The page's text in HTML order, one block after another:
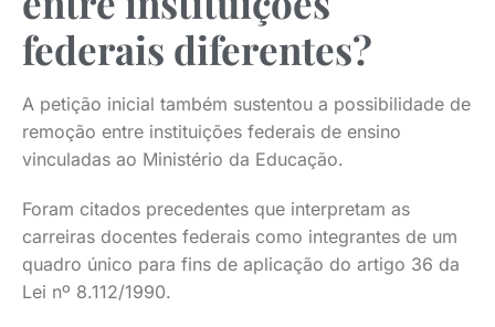
federais diferentes?
A petição inicial também sustentou a possibilidade de
remoção entre instituições federais de ensino
vinculadas ao Ministério da Educação.
Foram citados precedentes que interpretam as
carreiras docentes federais como integrantes de um
quadro único para fins de aplicação do artigo 36 da
Lei nº 8.112/1990.